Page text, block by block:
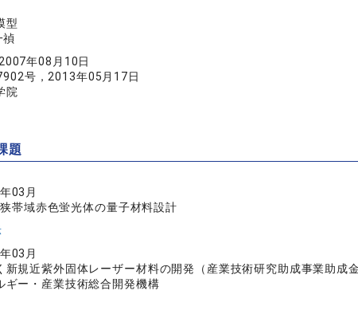
型
禎
年08月10日
号，2013年05月17日
院
題
03月
帯域赤色蛍光体の量子材料設計
03月
規近紫外固体レーザー材料の開発（産業技術研究助成事業助成金
ギー・産業技術総合開発機構